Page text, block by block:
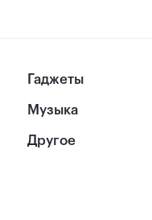
Гаджеты
Музыка
Другое